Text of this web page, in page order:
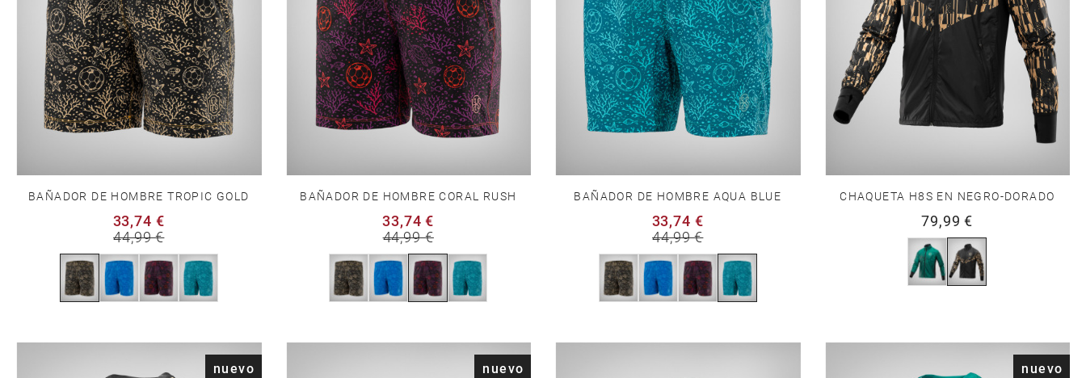
BAÑADOR DE HOMBRE TROPIC GOLD
33,74 €
44,99 €
BAÑADOR DE HOMBRE CORAL RUSH
33,74 €
44,99 €
BAÑADOR DE HOMBRE AQUA BLUE
33,74 €
44,99 €
CHAQUETA H8S EN NEGRO-DORADO
79,99 €
nuevo nuevo nuevo